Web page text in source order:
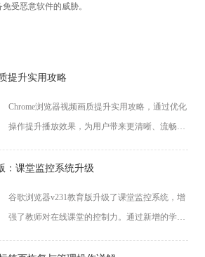
受恶意软件的威胁。
提升实用攻略
Chrome浏览器视频画质提升实用攻略，通过优化
操作提升播放效果，为用户带来更清晰、流畅的
：课堂监控系统升级
谷歌浏览器v231教育版升级了课堂监控系统，增
强了教师对在线课堂的控制力。通过新增的学生